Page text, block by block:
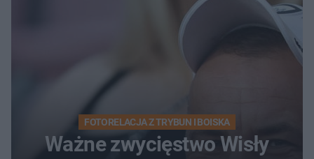
FOTORELACJA Z TRYBUN I BOISKA
Ważne zwycięstwo Wisły